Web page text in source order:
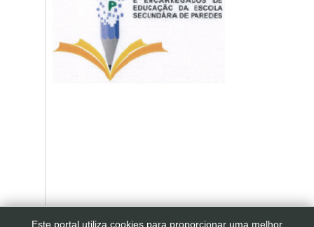
Este portal utiliza cookies para proporcionar uma melhor